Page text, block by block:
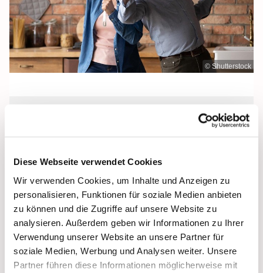
Diese Webseite verwendet Cookies
Wir verwenden Cookies, um Inhalte und Anzeigen zu
personalisieren, Funktionen für soziale Medien anbieten
zu können und die Zugriffe auf unsere Website zu
analysieren. Außerdem geben wir Informationen zu Ihrer
Verwendung unserer Website an unsere Partner für
soziale Medien, Werbung und Analysen weiter. Unsere
Partner führen diese Informationen möglicherweise mit
© Shutterstock
Mittwoch, 8. Juli 2026, 19:15 - 21:45
St. Josef, Stralsund, Jungfernstieg 3A,
18437 Stralsund